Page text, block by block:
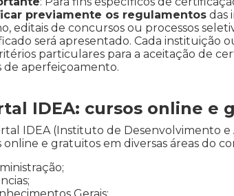
previamente os regulamentos das
editais de concursos ou processos
será apresentado. Cada instituição
particulares para a aceitação de
de aperfeiçoamento.
IDEA: cursos online e
IDEA (Instituto de Desenvolvimento
online e gratuitos em diversas áreas do
Gerais;